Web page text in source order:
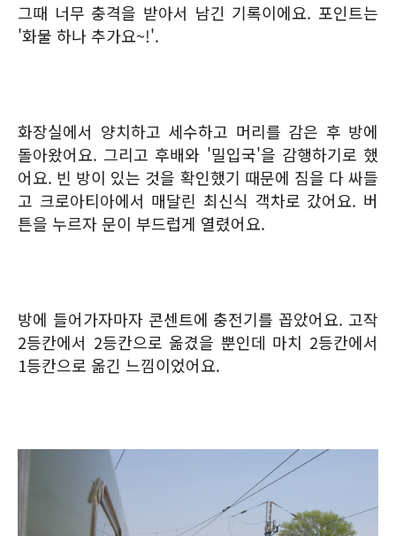
그때 너무 충격을 받아서 남긴 기록이에요. 포인트는
'화물 하나 추가요~!'.
화장실에서 양치하고 세수하고 머리를 감은 후 방에
돌아왔어요. 그리고 후배와 '밀입국'을 감행하기로 했
어요. 빈 방이 있는 것을 확인했기 때문에 짐을 다 싸들
고 크로아티아에서 매달린 최신식 객차로 갔어요. 버
튼을 누르자 문이 부드럽게 열렸어요.
방에 들어가자마자 콘센트에 충전기를 꼽았어요. 고작
2등칸에서 2등칸으로 옮겼을 뿐인데 마치 2등칸에서
1등칸으로 옮긴 느낌이었어요.